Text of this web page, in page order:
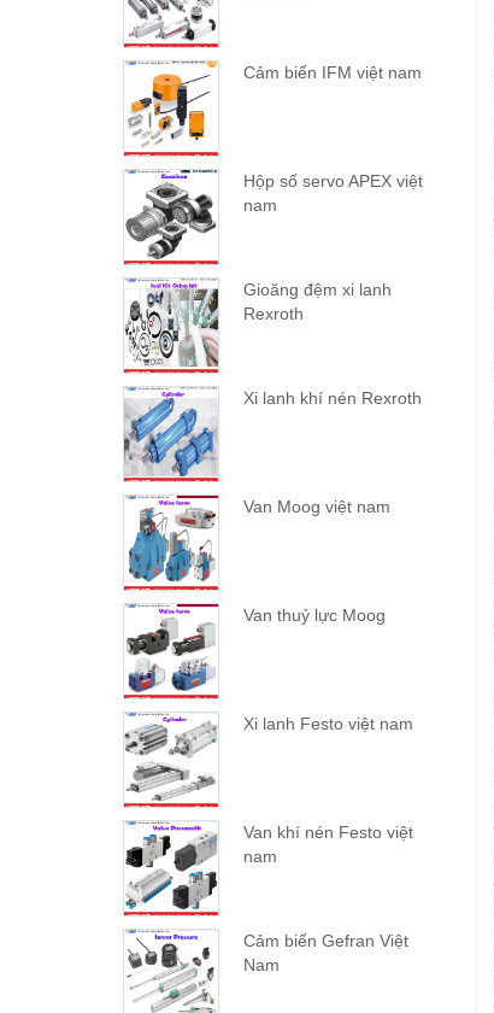
Cảm biến IFM việt nam
Hộp số servo APEX việt
nam
Gioăng đệm xi lanh
Rexroth
Xi lanh khí nén Rexroth
Van Moog việt nam
Van thuỷ lực Moog
Xi lanh Festo việt nam
Van khí nén Festo việt
nam
Cảm biến Gefran Việt
Nam